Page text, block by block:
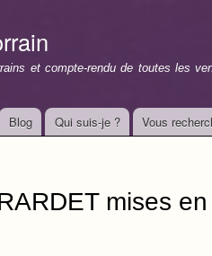
et compte-rendu de toutes les
Blog Qui suis-je ? Vous
mises